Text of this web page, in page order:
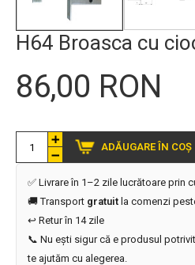
H64 Broasca cu
86,00 RON
ADĂUGARE ÎN COȘ
✅ Livrare în 1–2 zile lucrătoare prin
🚚 Transport gratuit la comenzi
↩️ Retur în 14 zile
📞 Nu ești sigur că e produsul
te ajutăm cu alegerea.